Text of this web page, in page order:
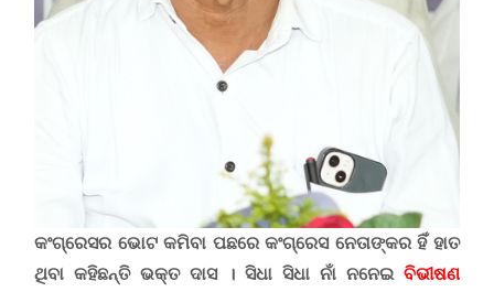
କଂଗ୍ରେସର ଭୋଟ କମିବା ପଛରେ କଂଗ୍ରେସ ନେତାଙ୍କର ହିଁ ହାତ
ଥିବା କହିଛନ୍ତି ଭକ୍ତ ଦାସ । ସିଧା ସିଧା ନାଁ ନନେଇ ବିଭୀଷଣ